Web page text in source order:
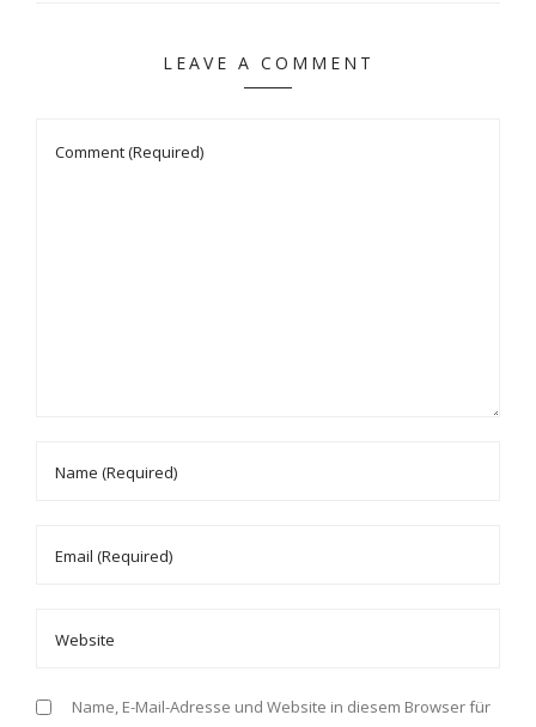
LEAVE A COMMENT
Name, E-Mail-Adresse und Website in diesem Browser für